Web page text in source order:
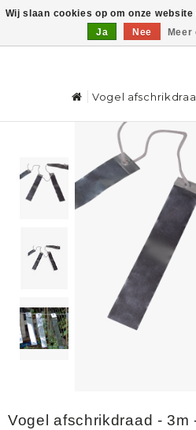
Vogel
Vogel afschrikdraad - 3m
Wij slaan cookies op om onze
Ja
Nee